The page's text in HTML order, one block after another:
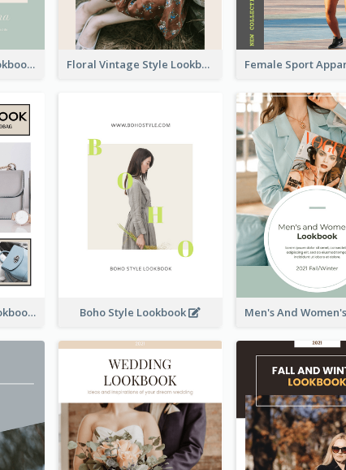
Sweater Weather Lookbook Floral Vintage Style Lookbook
Leather Handbag Lookbook Boho Style Lookbook